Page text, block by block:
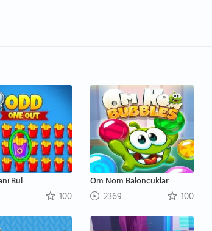
Bul
100
Om Nom Baloncuklar
2369 100